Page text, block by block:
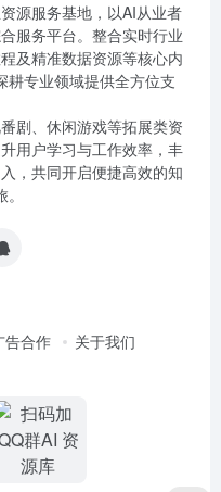
源服务基地，以AI从业者
服务平台。整合实时行业
及精准数据资源等核心内
耕专业领域提供全方位支
剧、休闲游戏等拓展类资
用户学习与工作效率，丰
，共同开启便捷高效的知
告合作 关于我们